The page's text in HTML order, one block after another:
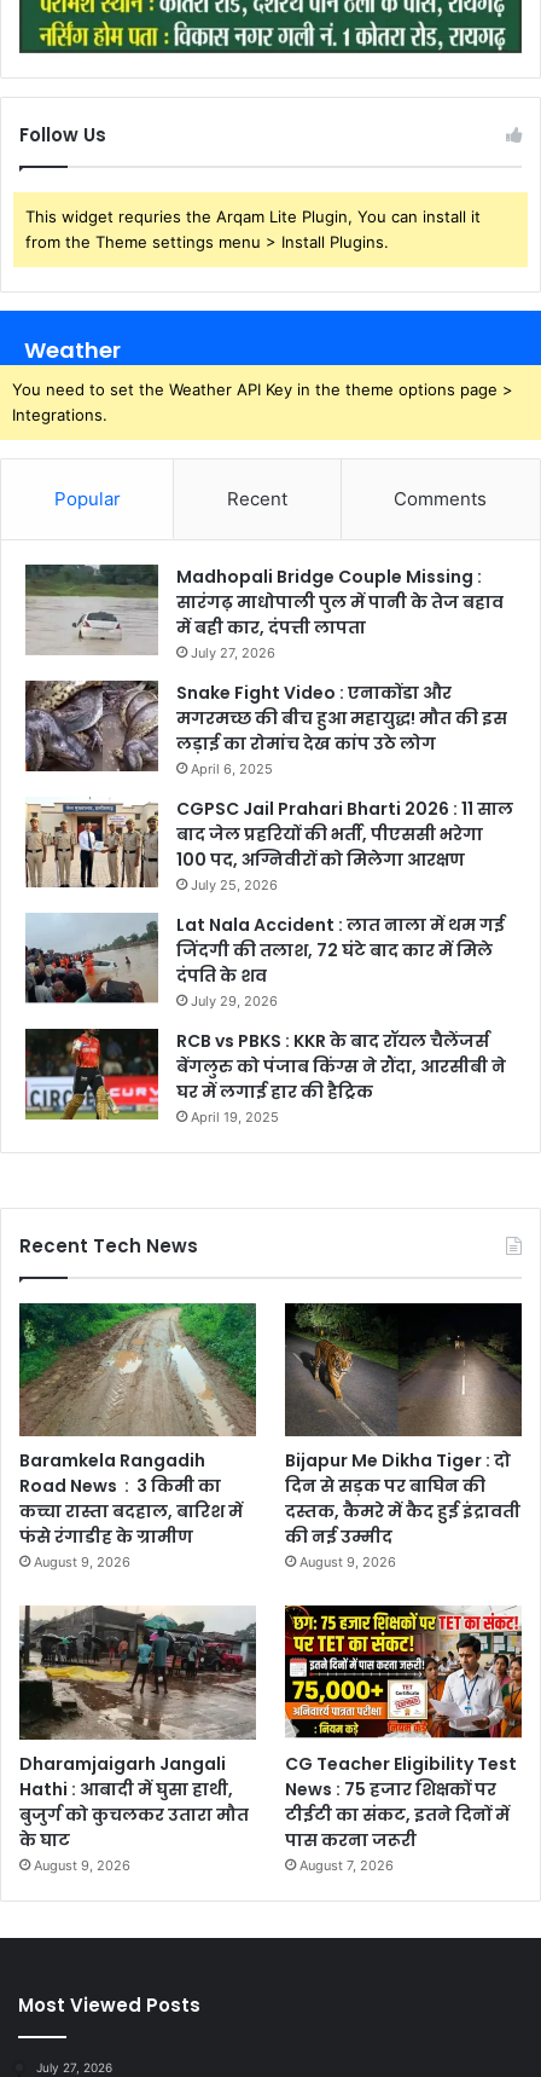
Follow Us
This widget requries the Arqam Lite Plugin, You can install it
from the Theme settings menu > Install Plugins.
Weather
You need to set the Weather API Key in the theme options page >
Integrations.
Popular Recent Comments
Madhopali Bridge Couple Missing :
सारंगढ़ माधोपाली पुल में पानी के तेज बहाव
में बही कार, दंपत्ती लापता
July 27, 2026
Snake Fight Video : एनाकोंडा और
मगरमच्छ की बीच हुआ महायुद्ध! मौत की इस
लड़ाई का रोमांच देख कांप उठे लोग
April 6, 2025
CGPSC Jail Prahari Bharti 2026 : 11 साल
बाद जेल प्रहरियों की भर्ती, पीएससी भरेगा
100 पद, अग्निवीरों को मिलेगा आरक्षण
July 25, 2026
Lat Nala Accident : लात नाला में थम गई
जिंदगी की तलाश, 72 घंटे बाद कार में मिले
दंपति के शव
July 29, 2026
RCB vs PBKS : KKR के बाद रॉयल चैलेंजर्स
बेंगलुरु को पंजाब किंग्स ने रौंदा, आरसीबी ने
घर में लगाई हार की हैट्रिक
April 19, 2025
Recent Tech News
Baramkela Rangadih
Road News : 3 किमी का
कच्चा रास्ता बदहाल, बारिश में
फंसे रंगाडीह के ग्रामीण
August 9, 2026
Bijapur Me Dikha Tiger : दो
दिन से सड़क पर बाघिन की
दस्तक, कैमरे में कैद हुई इंद्रावती
की नई उम्मीद
August 9, 2026
Dharamjaigarh Jangali
Hathi : आबादी में घुसा हाथी,
बुजुर्ग को कुचलकर उतारा मौत
के घाट
August 9, 2026
CG Teacher Eligibility Test
News : 75 हजार शिक्षकों पर
टीईटी का संकट, इतने दिनों में
पास करना जरूरी
August 7, 2026
Most Viewed Posts
July 27, 2026